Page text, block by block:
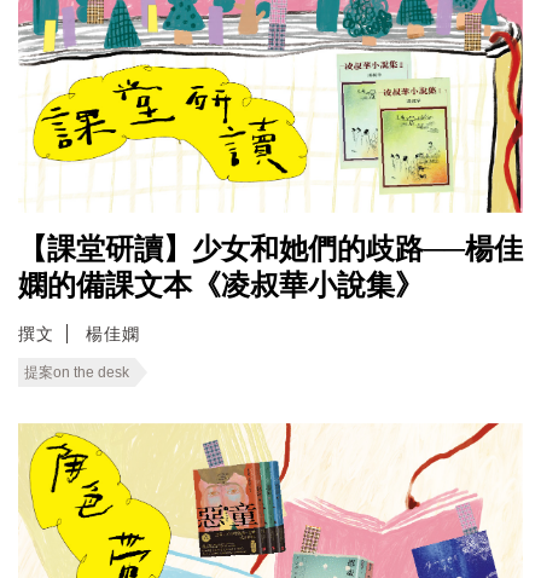
【課堂研讀】少女和她們的歧路──楊佳
嫻的備課文本《凌叔華小說集》
撰文 楊佳嫻
提案on the desk